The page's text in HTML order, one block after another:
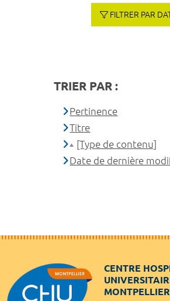
FILTRER PAR
TRIER PAR :
Pertinence
Titre
[Type de contenu]
Date de dernière
CENTRE
MONTPELLIER